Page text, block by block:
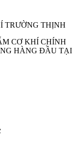
TRƯỜNG THỊNH
CƠ KHÍ CHÍNH
HÀNG ĐẦU TẠI